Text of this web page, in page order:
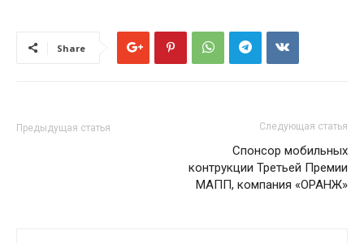
Share
Предыдущая статья Следующая статья
Спонсор мобильных
контрукции Третьей Премии
МАПП, компания «ОРАНЖ»